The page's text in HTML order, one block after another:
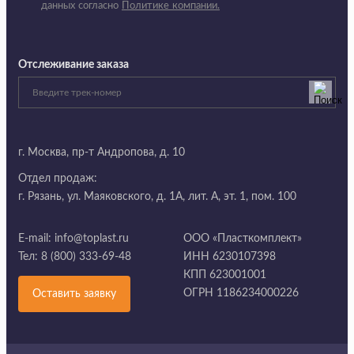
данных согласно Политике компании.
Отслеживание заказа
г. Москва, пр-т Андропова, д. 10
Отдел продаж:
г. Рязань, ул. Маяковского, д. 1А, лит. А, эт. 1, пом. 100
E-mail: info@toplast.ru
Тел: 8 (800) 333-69-48
Оставить заявку
ООО «Пласткомплект»
ИНН 6230107398
КПП 623001001
ОГРН 1186234000226